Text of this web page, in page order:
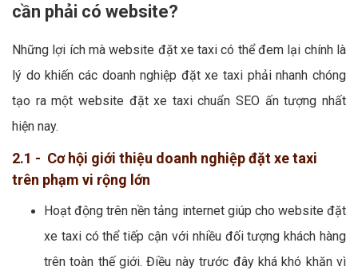
cần phải có website?
Những lợi ích mà website đặt xe taxi có thể đem lại chính là
lý do khiến các doanh nghiệp đặt xe taxi phải nhanh chóng
tạo ra một website đặt xe taxi chuẩn SEO ấn tượng nhất
hiện nay.
2.1 - Cơ hội giới thiệu doanh nghiệp đặt xe taxi
trên phạm vi rộng lớn
Hoạt động trên nền tảng internet giúp cho website đặt
xe taxi có thể tiếp cận với nhiều đối tượng khách hàng
trên toàn thế giới. Điều này trước đây khá khó khăn vì